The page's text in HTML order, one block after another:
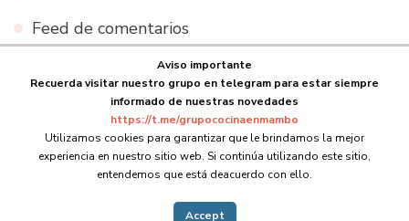
Feed de comentarios
© Copyright 2026Cocina en Mambo. Todos los derechos
.Funciona con
Aviso importante
Recuerda visitar nuestro grupo en telegram para estar siempre
informado de nuestras novedades
https://t.me/grupococinaenmambo
Utilizamos cookies para garantizar que le brindamos la mejor
experiencia en nuestro sitio web. Si continúa utilizando este sitio,
entendemos que está deacuerdo con ello.
Accept